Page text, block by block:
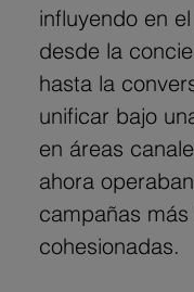
influyendo en
desde la
hasta la
unificar bajo
en áreas
ahora
campañas
cohesionadas.